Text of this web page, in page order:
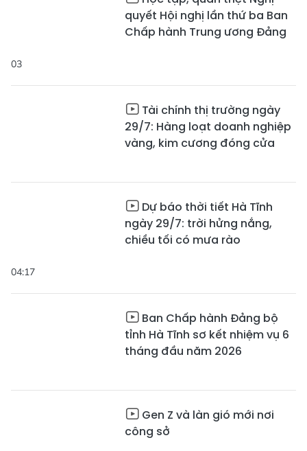
03
quyết Hội nghị lần thứ ba Ban
Chấp hành Trung ương Đảng
Tài chính thị trường ngày
29/7: Hàng loạt doanh nghiệp
vàng, kim cương đóng cửa
04:17
Dự báo thời tiết Hà Tĩnh
ngày 29/7: trời hửng nắng,
chiều tối có mưa rào
Ban Chấp hành Đảng bộ
tỉnh Hà Tĩnh sơ kết nhiệm vụ 6
tháng đầu năm 2026
Gen Z và làn gió mới nơi
công sở